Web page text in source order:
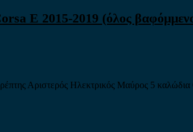
E 2015-2019 (όλος
Αριστερός Ηλεκτρικός Μαύρος 5